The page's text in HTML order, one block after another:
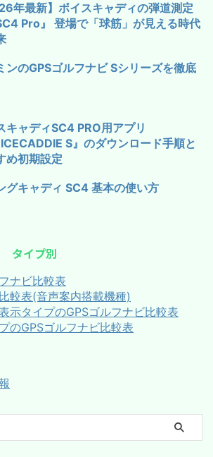
年最新】ボイスキャディの弾道測定
Pro』 登場で「球筋」が見える時代
ンのGPSゴルフナビ Sシリーズを徹底
キャディSC4 PRO用アプリ
S』のダウンロード手順と
め初期設定
グキャディ SC4 基本の使い方
タイプ別
ナビ比較表
較表(音声案内搭載機種)
示タイプのGPSゴルフナビ比較表
のGPSゴルフナビ比較表